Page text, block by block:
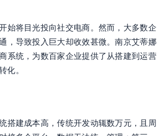
始将目光投向社交电商。然而，大多数企
，导致投入巨大却收效甚微。南京艾蒂娜
系统，为数百家企业提供了从搭建到运营
化。
搭建成本高，传统开发动辄数万元，且周